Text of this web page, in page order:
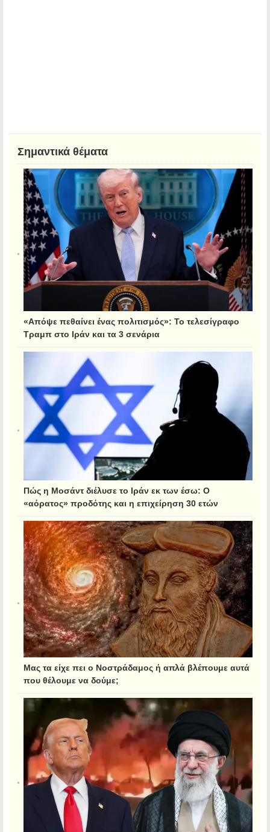
Σημαντικά θέματα
«Απόψε πεθαίνει ένας πολιτισμός»: Το τελεσίγραφο
Τραμπ στο Ιράν και τα 3 σενάρια
Πώς η Μοσάντ διέλυσε το Ιράν εκ των έσω: Ο
«αόρατος» προδότης και η επιχείρηση 30 ετών
Μας τα είχε πει ο Νοστράδαμος ή απλά βλέπουμε αυτά
που θέλουμε να δούμε;